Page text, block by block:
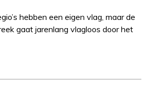
hebben een eigen vlag, maar de
gaat jarenlang vlagloos door het